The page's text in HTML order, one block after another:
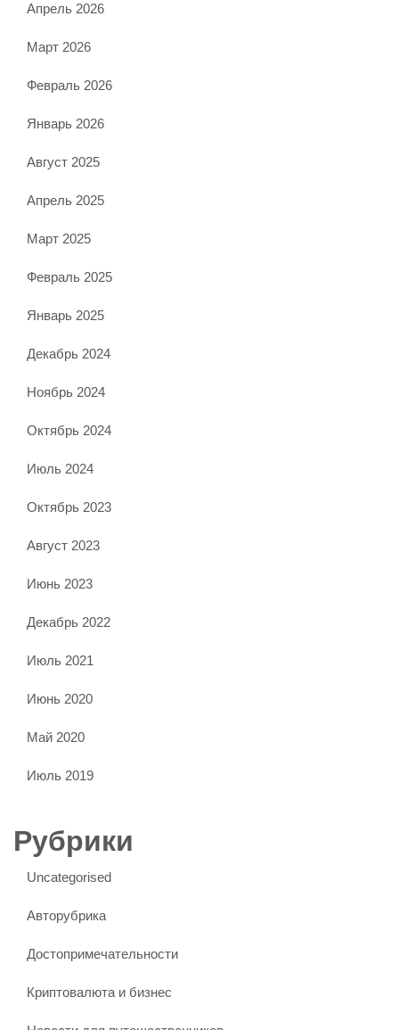
Апрель 2026
Март 2026
Февраль 2026
Январь 2026
Август 2025
Апрель 2025
Март 2025
Февраль 2025
Январь 2025
Декабрь 2024
Ноябрь 2024
Октябрь 2024
Июль 2024
Октябрь 2023
Август 2023
Июнь 2023
Декабрь 2022
Июль 2021
Июнь 2020
Май 2020
Июль 2019
Рубрики
Uncategorised
Авторубрика
Достопримечательности
Криптовалюта и бизнес